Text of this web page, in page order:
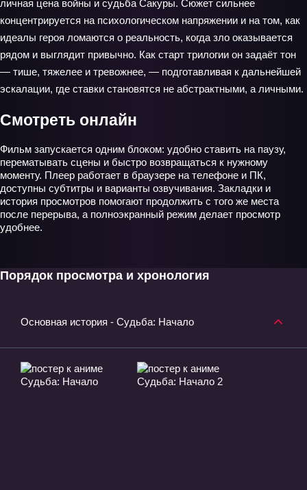
личная цена войны и судьба Сакуры. Сюжет сильнее
концентрируется на психологическом напряжении и на том, как
идеалы героя ломаются о реальность, когда зло оказывается
рядом и выглядит привычно. Как старт трилогии он задаёт тон
— тише, тяжелее и тревожнее, — подготавливая к дальнейшей
эскалации, где ставки становятся не абстрактными, а личными.
Смотреть онлайн
Фильм запускается одним блоком: удобно ставить на паузу,
перематывать сцены и быстро возвращаться к нужному
моменту. Плеер работает в браузере на телефоне и ПК,
доступны субтитры и варианты озвучивания. Закладки и
история просмотров помогают продолжить с того же места
после перерыва, а полноэкранный режим делает просмотр
удобнее.
Порядок просмотра и хронология
Основная история - Судьба: Начало